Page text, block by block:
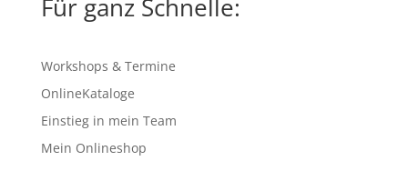
Für ganz Schnelle:
Workshops & Termine
OnlineKataloge
Einstieg in mein Team
Mein Onlineshop